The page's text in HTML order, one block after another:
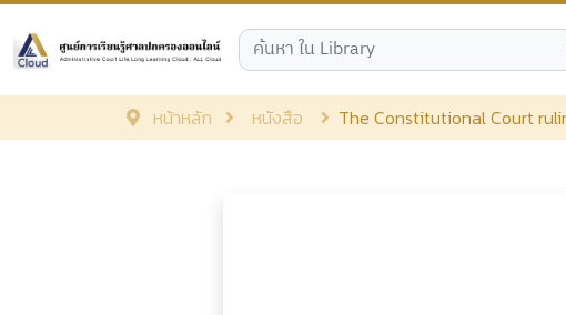
หน้าหลัก หนังสือ The Constitutional Court